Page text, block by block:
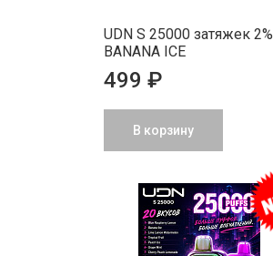
UDN S 25000 затяжек 2%
BANANA ICE
499 ₽
В корзину